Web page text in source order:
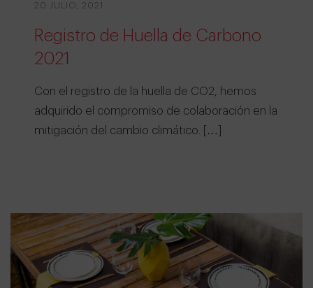
20 JULIO, 2021
Registro de Huella de Carbono
2021
Con el registro de la huella de CO2, hemos
adquirido el compromiso de colaboración en la
mitigación del cambio climático. […]